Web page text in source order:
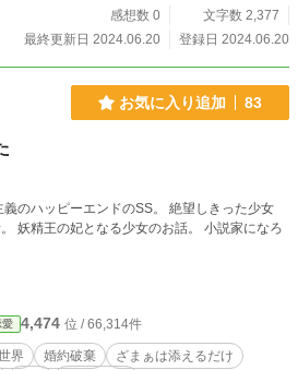
感想数 0
文字数 2,377
最終更新日 2024.06.20
登録日 2024.06.20
お気に入り追加 83
ろ
愛 4,474 位 / 66,314件
界 婚約破棄
ざまぁは添えるだけ